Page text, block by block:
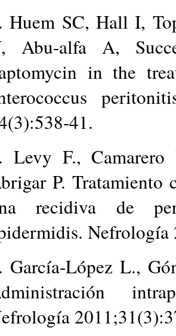
Huem SC, Hall I,
Abu-alfa A,
in the
41.
Levy F.,
P. Tratamiento
recidiva de
Nefrología
García-López L.,